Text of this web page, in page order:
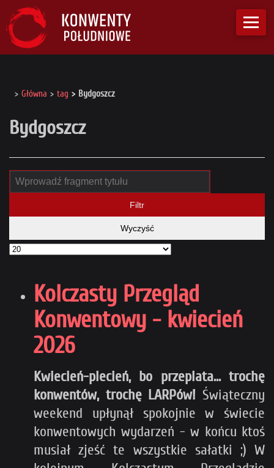
Główna tag Bydgoszcz
Bydgoszcz
Filtr
Wyczyść
Kolczasty Przegląd
Konwentowy - kwiecień
2026
Kwiecień-plecień, bo przeplata... trochę
konwentów, trochę LARPów! Świąteczny
weekend upłynął spokojnie w świecie
konwentowych wydarzeń - w końcu ktoś
musiał zjeść te wszystkie sałatki ;) W